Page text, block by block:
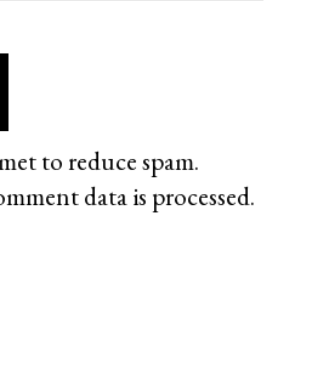
to reduce spam.
data is processed.